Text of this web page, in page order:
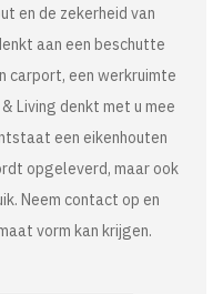
en de zekerheid van
aan een beschutte
carport, een werkruimte
Living denkt met u mee
een eikenhouten
opgeleverd, maar ook
Neem contact op en
vorm kan krijgen.